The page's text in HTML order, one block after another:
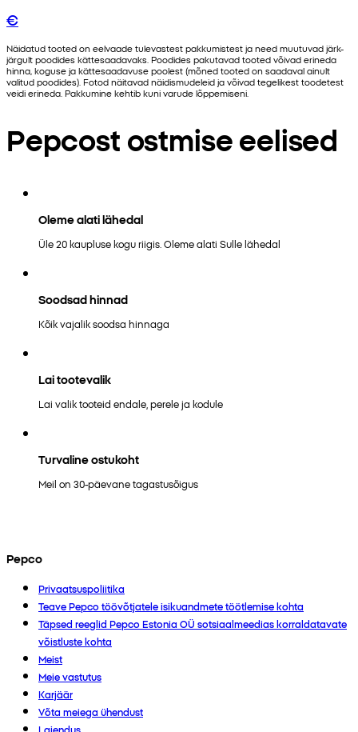
€
Näidatud tooted on eelvaade tulevastest pakkumistest ja need muutuvad järk-
järgult poodides kättesaadavaks. Poodides pakutavad tooted võivad erineda
hinna, koguse ja kättesaadavuse poolest (mõned tooted on saadaval ainult
valitud poodides). Fotod näitavad näidismudeleid ja võivad tegelikest toodetest
veidi erineda. Pakkumine kehtib kuni varude lõppemiseni.
Pepcost ostmise eelised
Oleme alati lähedal
Üle 20 kaupluse kogu riigis. Oleme alati Sulle lähedal
Soodsad hinnad
Kõik vajalik soodsa hinnaga
Lai tootevalik
Lai valik tooteid endale, perele ja kodule
Turvaline ostukoht
Meil on 30-päevane tagastusõigus
Pepco
Privaatsuspoliitika
Teave Pepco töövõtjatele isikuandmete töötlemise kohta
Täpsed reeglid Pepco Estonia OÜ sotsiaalmeedias korraldatavate
võistluste kohta
Meist
Meie vastutus
Karjäär
Võta meiega ühendust
Laiendus